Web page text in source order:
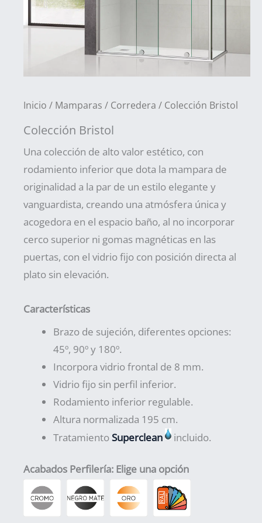
Inicio / Mamparas / Corredera / Colección Bristol
Colección Bristol
Una colección de alto valor estético, con
rodamiento inferior que dota la mampara de
originalidad a la par de un estilo elegante y
vanguardista, creando una atmósfera única y
acogedora en el espacio baño, al no incorporar
cerco superior ni gomas magnéticas en las
puertas, con el vidrio fijo con posición directa al
plato sin elevación.
Características
Brazo de sujeción, diferentes opciones:
45º, 90º y 180º.
Incorpora vidrio frontal de 8 mm.
Vidrio fijo sin perfil inferior.
Rodamiento inferior regulable.
Altura normalizada 195 cm.
TratamientoSuperclean incluido.
Acabados Perfilería: Elige una opción